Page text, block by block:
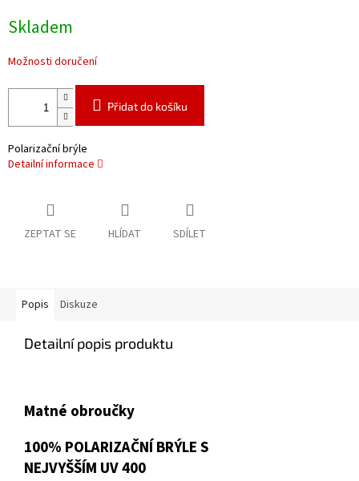
cena:
Skladem
Možnosti doručení
Přidat do košíku
Polarizační brýle
Detailní informace
ZEPTAT SE HLÍDAT SDÍLET
Popis Diskuze
Detailní popis produktu
Matné obroučky
100% POLARIZAČNÍ BRÝLE S
NEJVYŠŠÍM UV 400